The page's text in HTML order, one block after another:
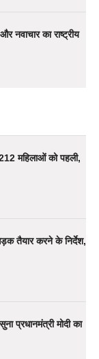
नवाचार का राष्ट्रीय
महिलाओं को पहली,
तैयार करने के निर्देश,
प्रधानमंत्री मोदी का